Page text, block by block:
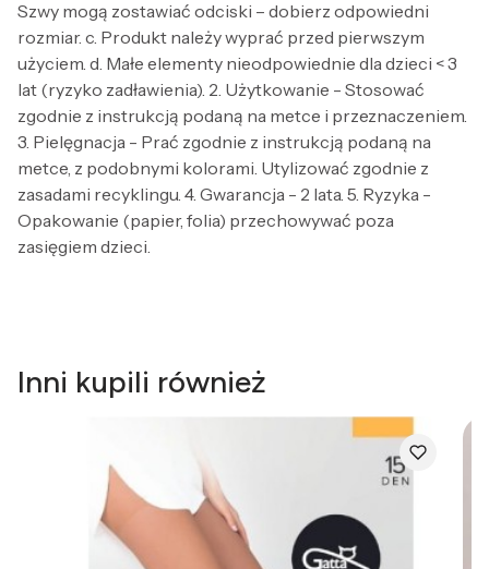
Szwy mogą zostawiać odciski – dobierz odpowiedni
rozmiar. c. Produkt należy wyprać przed pierwszym
użyciem. d. Małe elementy nieodpowiednie dla dzieci < 3
lat (ryzyko zadławienia). 2. Użytkowanie - Stosować
zgodnie z instrukcją podaną na metce i przeznaczeniem.
3. Pielęgnacja - Prać zgodnie z instrukcją podaną na
metce, z podobnymi kolorami. Utylizować zgodnie z
zasadami recyklingu. 4. Gwarancja - 2 lata. 5. Ryzyka -
Opakowanie (papier, folia) przechowywać poza
zasięgiem dzieci.
Inni kupili również